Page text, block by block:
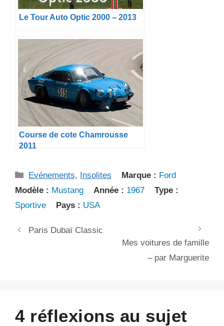
Le Tour Auto Optic 2000 – 2013
Course de cote Chamrousse
2011
Catégories
Evénements, Insolites Marque : Ford
Modèle : Mustang Année : 1967
Type :
Sportive
Pays : USA
Paris Dubaï Classic
Mes voitures de famille
– par Marguerite
4 réflexions au sujet